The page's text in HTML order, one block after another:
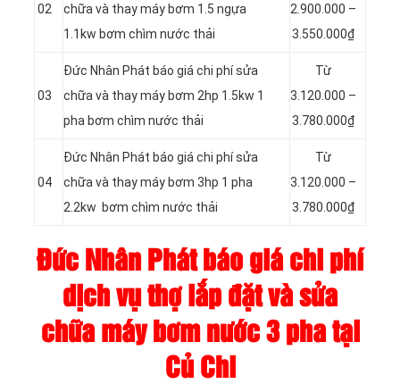
02
chữa và thay máy bơm 1.5 ngựa
1.1kw bơm chìm nước thải
2.900.000 –
3.550.000₫
03
Đức Nhân Phát báo giá chi phí sửa
chữa và thay máy bơm 2hp 1.5kw 1
pha bơm chìm nước thải
Từ
3.120.000 –
3.780.000₫
04
Đức Nhân Phát báo giá chi phí sửa
chữa và thay máy bơm 3hp 1 pha
2.2kw bơm chìm nước thải
Từ
3.120.000 –
3.780.000₫
Đức Nhân Phát báo giá chi phí
dịch vụ thợ lắp đặt và sửa
chữa máy bơm nước 3 pha tại
Củ Chi